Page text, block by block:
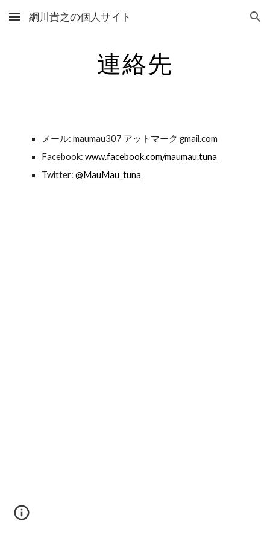
Skip to main content Skip to navigation
綱川貴之の個人サイト
連絡先
メール: maumau307 アットマーク gmail.com
Facebook: www.facebook.com/maumau.tuna
Twitter: @MauMau_tuna